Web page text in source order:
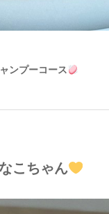
ンプーコース
こちゃん